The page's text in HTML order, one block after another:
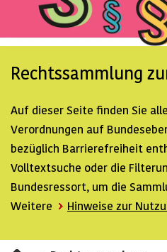
Rechtssammlung
Auf dieser Seite finden Sie
Verordnungen auf
bezüglich Barrierefreiheit
Volltextsuche oder die
Bundesressort, um die
Weitere
Hinweise zur